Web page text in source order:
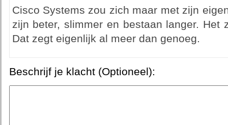
Cisco Systems zou zich maar met zijn
zijn beter, slimmer en bestaan langer. Het
Dat zegt eigenlijk al meer dan genoeg.
Beschrijf je klacht (Optioneel):